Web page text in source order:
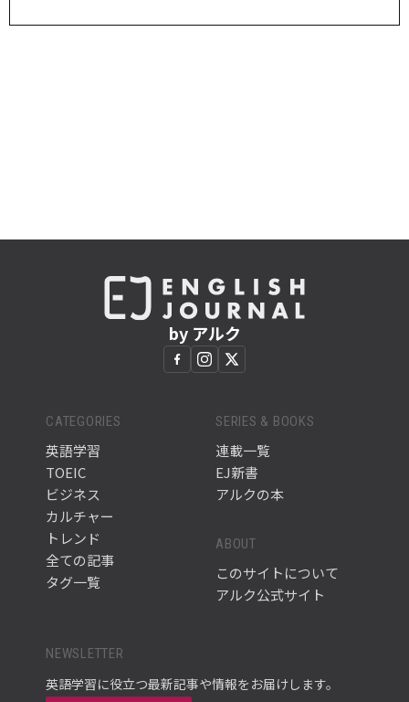
by アルク
CATEGORIES
英語学習
TOEIC
ビジネス
カルチャー
トレンド
全ての記事
タグ一覧
SERIES & BOOKS
連載一覧
EJ新書
アルクの本
ABOUT
このサイトについて
アルク公式サイト
NEWSLETTER
英語学習に役立つ最新記事や情報をお届けします。